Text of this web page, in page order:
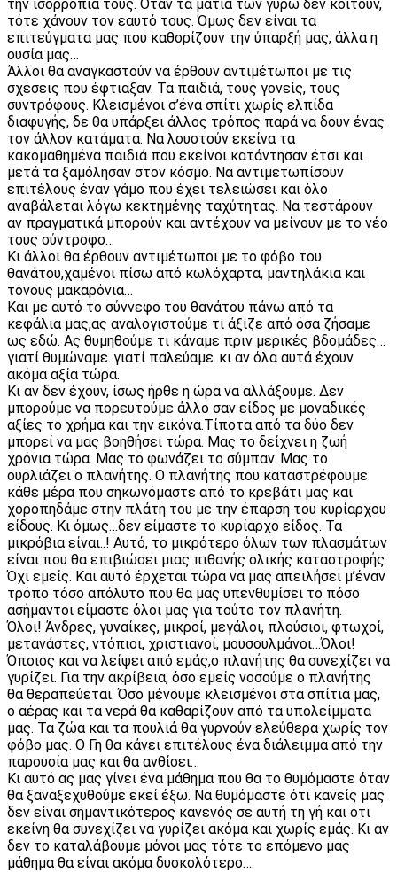
την ισορροπία τους. Όταν τα μάτια των γύρω δεν κοιτούν,
τότε χάνουν τον εαυτό τους. Όμως δεν είναι τα
επιτεύγματα μας που καθορίζουν την ύπαρξή μας, άλλα η
ουσία μας…
Άλλοι θα αναγκαστούν να έρθουν αντιμέτωποι με τις
σχέσεις που έφτιαξαν. Τα παιδιά, τους γονείς, τους
συντρόφους. Κλεισμένοι σ’ένα σπίτι χωρίς ελπίδα
διαφυγής, δε θα υπάρξει άλλος τρόπος παρά να δουν ένας
τον άλλον κατάματα. Να λουστούν εκείνα τα
κακομαθημένα παιδιά που εκείνοι κατάντησαν έτσι και
μετά τα ξαμόλησαν στον κόσμο. Να αντιμετωπίσουν
επιτέλους έναν γάμο που έχει τελειώσει και όλο
αναβάλεται λόγω κεκτημένης ταχύτητας. Να τεστάρουν
αν πραγματικά μπορούν και αντέχουν να μείνουν με το νέο
τους σύντροφο…
Κι άλλοι θα έρθουν αντιμέτωποι με το φόβο του
θανάτου,χαμένοι πίσω από κωλόχαρτα, μαντηλάκια και
τόνους μακαρόνια…
Και με αυτό το σύννεφο του θανάτου πάνω από τα
κεφάλια μας,ας αναλογιστούμε τι άξιζε από όσα ζήσαμε
ως εδώ. Ας θυμηθούμε τι κάναμε πριν μερικές βδομάδες…
γιατί θυμώναμε..γιατί παλεύαμε..κι αν όλα αυτά έχουν
ακόμα αξία τώρα.
Κι αν δεν έχουν, ίσως ήρθε η ώρα να αλλάξουμε. Δεν
μπορούμε να πορευτούμε άλλο σαν είδος με μοναδικές
αξίες το χρήμα και την εικόνα.Τίποτα από τα δύο δεν
μπορεί να μας βοηθήσει τώρα. Μας το δείχνει η ζωή
χρόνια τώρα. Μας το φωνάζει το σύμπαν. Μας το
ουρλιάζει ο πλανήτης. Ο πλανήτης που καταστρέφουμε
κάθε μέρα που σηκωνόμαστε από το κρεβάτι μας και
χοροπηδάμε στην πλάτη του με την έπαρση του κυρίαρχου
είδους. Κι όμως…δεν είμαστε το κυρίαρχο είδος. Τα
μικρόβια είναι..! Αυτό, το μικρότερο όλων των πλασμάτων
είναι που θα επιβιώσει μιας πιθανής ολικής καταστροφής.
Όχι εμείς. Και αυτό έρχεται τώρα να μας απειλήσει μ’έναν
τρόπο τόσο απόλυτο που θα μας υπενθυμίσει το πόσο
ασήμαντοι είμαστε όλοι μας για τούτο τον πλανήτη.
Όλοι! Άνδρες, γυναίκες, μικροί, μεγάλοι, πλούσιοι, φτωχοί,
μετανάστες, ντόπιοι, χριστιανοί, μουσουλμάνοι…Όλοι!
Όποιος και να λείψει από εμάς,ο πλανήτης θα συνεχίζει να
γυρίζει. Για την ακρίβεια, όσο εμείς νοσούμε ο πλανήτης
θα θεραπεύεται. Όσο μένουμε κλεισμένοι στα σπίτια μας,
ο αέρας και τα νερά θα καθαρίζουν από τα υπολείμματα
μας. Τα ζώα και τα πουλιά θα γυρνούν ελεύθερα χωρίς τον
φόβο μας. Ο Γη θα κάνει επιτέλους ένα διάλειμμα από την
παρουσία μας και θα ανθίσει…
Κι αυτό ας μας γίνει ένα μάθημα που θα το θυμόμαστε όταν
θα ξαναξεχυθούμε εκεί έξω. Να θυμόμαστε ότι κανείς μας
δεν είναι σημαντικότερος κανενός σε αυτή τη γή και ότι
εκείνη θα συνεχίζει να γυρίζει ακόμα και χωρίς εμάς. Κι αν
δεν το καταλάβουμε μόνοι μας τότε το επόμενο μας
μάθημα θα είναι ακόμα δυσκολότερο….